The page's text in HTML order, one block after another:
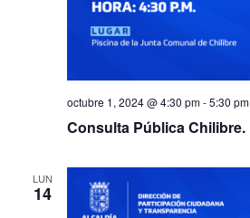
Consulta Pública Chilibre.
octubre 1, 2024 @ 4:30 pm-5:30 pm
LUN
14